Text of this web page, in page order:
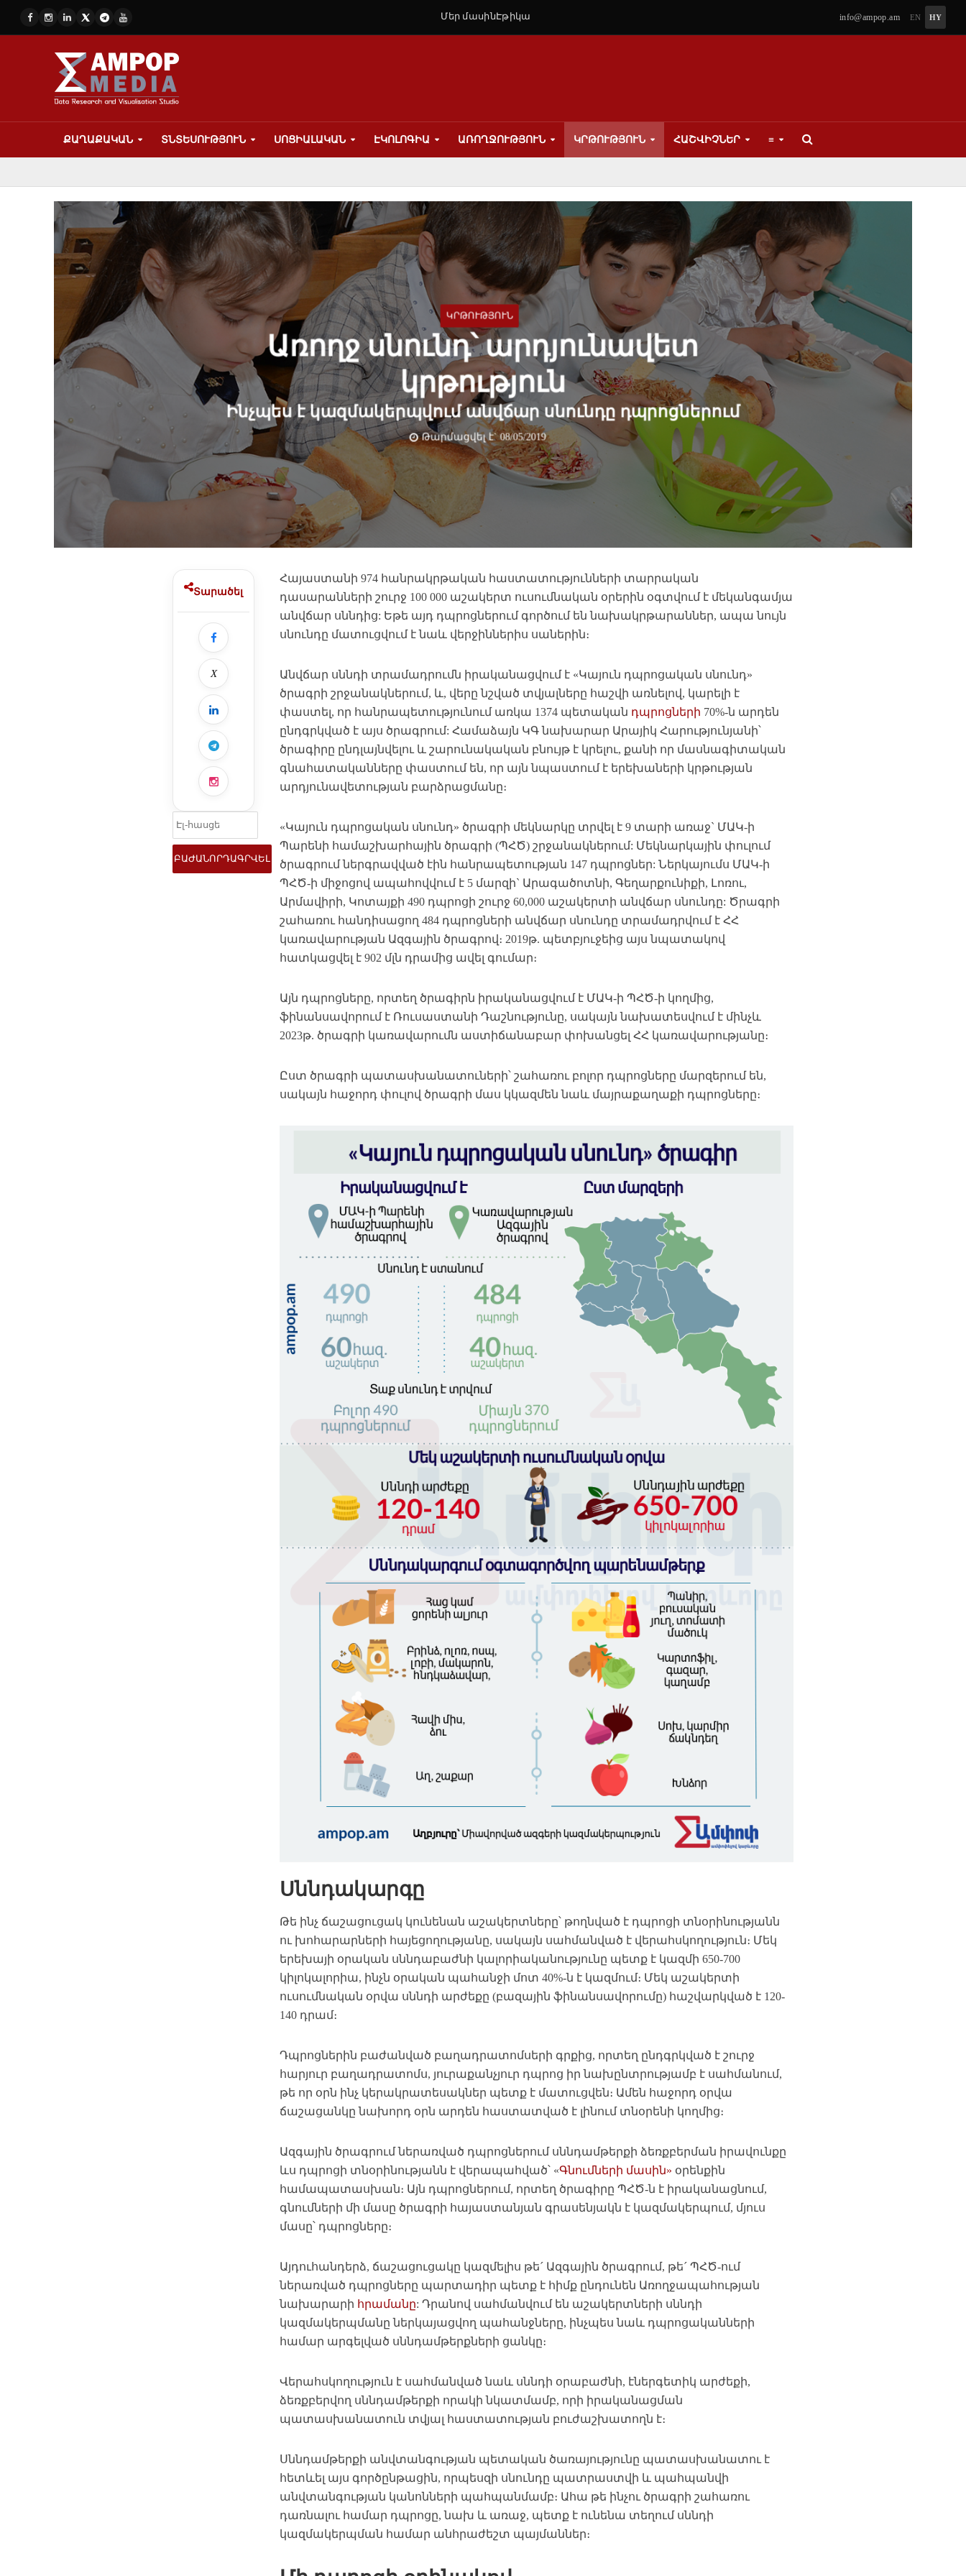
Մեր մասինԷթիկա info@ampop.am EN HY
ՔԱՂԱՔԱԿԱՆ ՏՆՏԵՍՈՒԹՅՈՒՆ ՍՈՑԻԱԼԱԿԱՆ ԷԿՈԼՈԳԻԱ ԱՌՈՂՋՈՒԹՅՈՒՆ ԿՐԹՈՒԹՅՈՒՆ ՀԱՇՎԻՉՆԵՐ ≡
ԿՐԹՈՒԹՅՈՒՆ
Առողջ սնունդ՝ արդյունավետ
կրթություն
Ինչպես է կազմակերպվում անվճար սնունդը դպրոցներում
Թարմացվել է` 08/05/2019
Տարածել
X
Հայաստանի 974 հանրակրթական հաստատությունների տարրական
դասարանների շուրջ 100 000 աշակերտ ուսումնական օրերին օգտվում է մեկանգամյա
անվճար սննդից: Եթե այդ դպրոցներում գործում են նախակրթարաններ, ապա նույն
սնունդը մատուցվում է նաև վերջիններիս սաներին։
Անվճար սննդի տրամադրումն իրականացվում է «Կայուն դպրոցական սնունդ»
ծրագրի շրջանակներում, և, վերը նշված տվյալները հաշվի առնելով, կարելի է
փաստել, որ հանրապետությունում առկա 1374 պետական դպրոցների 70%-ն արդեն
ընդգրկված է այս ծրագրում: Համաձայն ԿԳ նախարար Արայիկ Հարությունյանի՝
ծրագիրը ընդլայնվելու և շարունակական բնույթ է կրելու, քանի որ մասնագիտական
գնահատականները փաստում են, որ այն նպաստում է երեխաների կրթության
արդյունավետության բարձրացմանը։
«Կայուն դպրոցական սնունդ» ծրագրի մեկնարկը տրվել է 9 տարի առաջ` ՄԱԿ-ի
Պարենի համաշխարհային ծրագրի (ՊՀԾ) շրջանակներում: Մեկնարկային փուլում
ծրագրում ներգրավված էին հանրապետության 147 դպրոցներ: Ներկայումս ՄԱԿ-ի
ՊՀԾ-ի միջոցով ապահովվում է 5 մարզի` Արագածոտնի, Գեղարքունիքի, Լոռու,
Արմավիրի, Կոտայքի 490 դպրոցի շուրջ 60,000 աշակերտի անվճար սնունդը: Ծրագրի
շահառու հանդիսացող 484 դպրոցների անվճար սնունդը տրամադրվում է ՀՀ
կառավարության Ազգային ծրագրով։ 2019թ. պետբյուջեից այս նպատակով
հատկացվել է 902 մլն դրամից ավել գումար։
Այն դպրոցները, որտեղ ծրագիրն իրականացվում է ՄԱԿ-ի ՊՀԾ-ի կողմից,
ֆինանսավորում է Ռուսաստանի Դաշնությունը, սակայն նախատեսվում է մինչև
2023թ. ծրագրի կառավարումն աստիճանաբար փոխանցել ՀՀ կառավարությանը։
Ըստ ծրագրի պատասխանատուների՝ շահառու բոլոր դպրոցները մարզերում են,
սակայն հաջորդ փուլով ծրագրի մաս կկազմեն նաև մայրաքաղաքի դպրոցները։
Սննդակարգը
Թե ինչ ճաշացուցակ կունենան աշակերտները՝ թողնված է դպրոցի տնօրինությանն
ու խոհարարների հայեցողությանը, սակայն սահմանված է վերահսկողություն։ Մեկ
երեխայի օրական սննդաբաժնի կալորիականությունը պետք է կազմի 650-700
կիլոկալորիա, ինչն օրական պահանջի մոտ 40%-ն է կազմում։ Մեկ աշակերտի
ուսումնական օրվա սննդի արժեքը (բազային ֆինանսավորումը) հաշվարկված է 120-
140 դրամ։
Դպրոցներին բաժանված բաղադրատոմսերի գրքից, որտեղ ընդգրկված է շուրջ
հարյուր բաղադրատոմս, յուրաքանչյուր դպրոց իր նախընտրությամբ է սահմանում,
թե որ օրն ինչ կերակրատեսակներ պետք է մատուցվեն։ Ամեն հաջորդ օրվա
ճաշացանկը նախորդ օրն արդեն հաստատված է լինում տնօրենի կողմից։
Ազգային ծրագրում ներառված դպրոցներում սննդամթերքի ձեռքբերման իրավունքը
ևս դպրոցի տնօրինությանն է վերապահված՝ «Գնումների մասին» օրենքին
համապատասխան։ Այն դպրոցներում, որտեղ ծրագիրը ՊՀԾ-ն է իրականացնում,
գնումների մի մասը ծրագրի հայաստանյան գրասենյակն է կազմակերպում, մյուս
մասը՝ դպրոցները։
Այդուհանդերձ, ճաշացուցակը կազմելիս թե´ Ազգային ծրագրում, թե´ ՊՀԾ-ում
ներառված դպրոցները պարտադիր պետք է հիմք ընդունեն Առողջապահության
նախարարի հրամանը: Դրանով սահմանվում են աշակերտների սննդի
կազմակերպմանը ներկայացվող պահանջները, ինչպես նաև դպրոցականների
համար արգելված սննդամթերքների ցանկը։
Վերահսկողություն է սահմանված նաև սննդի օրաբաժնի, էներգետիկ արժեքի,
ձեռքբերվող սննդամթերքի որակի նկատմամբ, որի իրականացման
պատասխանատուն տվյալ հաստատության բուժաշխատողն է։
Սննդամթերքի անվտանգության պետական ծառայությունը պատասխանատու է
հետևել այս գործընթացին, որպեսզի սնունդը պատրաստվի և պահպանվի
անվտանգության կանոնների պահպանմամբ։ Ահա թե ինչու ծրագրի շահառու
դառնալու համար դպրոցը, նախ և առաջ, պետք է ունենա տեղում սննդի
կազմակերպման համար անհրաժեշտ պայմաններ։